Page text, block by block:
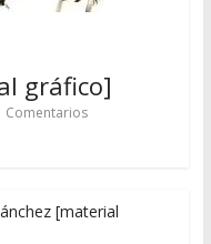
gráfico]
Comentarios
[material